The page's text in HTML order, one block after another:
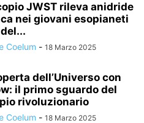
JWST rileva anidride
nei giovani esopianeti
Coelum - 18 Marzo 2025
dell’Universo con
il primo sguardo del
rivoluzionario
Coelum - 18 Marzo 2025